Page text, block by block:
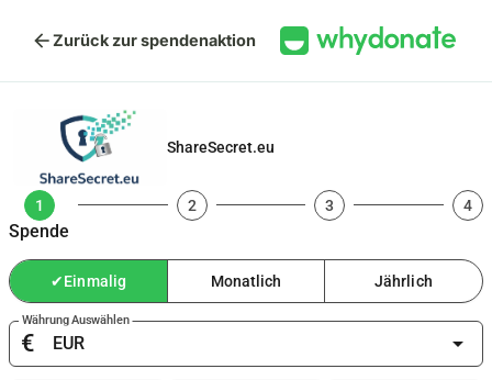
arrow_backZurück zur spendenaktion
ShareSecret.eu
1
Spende
2 3 4
✔Einmalig Monatlich Jährlich
Währung Auswählen
€ arrow_drop_down